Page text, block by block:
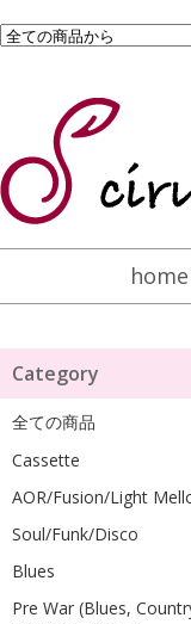
home
Category
全ての商品
Cassette
AOR/Fusion/Light
Soul/Funk/Disco
Blues
Pre War (Blues,